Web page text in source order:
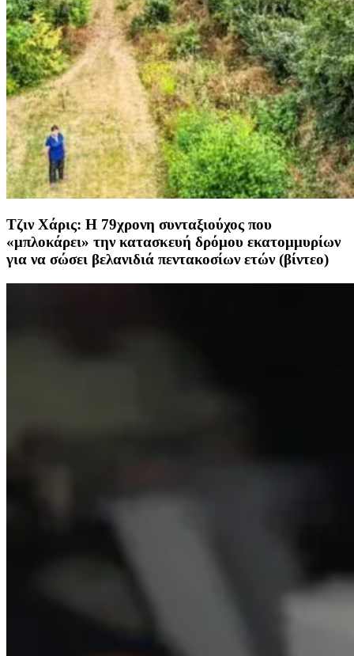
Τζιν Χάρις: Η 79χρονη συνταξιούχος που
«μπλοκάρει» την κατασκευή δρόμου εκατομμυρίων
για να σώσει βελανιδιά πεντακοσίων ετών (βίντεο)